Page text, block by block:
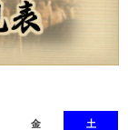
金 土